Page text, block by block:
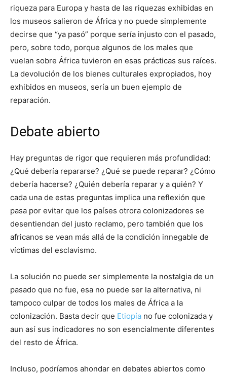
riqueza para Europa y hasta de las riquezas exhibidas en
los museos salieron de África y no puede simplemente
decirse que “ya pasó” porque sería injusto con el pasado,
pero, sobre todo, porque algunos de los males que
vuelan sobre África tuvieron en esas prácticas sus raíces.
La devolución de los bienes culturales expropiados, hoy
exhibidos en museos, sería un buen ejemplo de
reparación.
Debate abierto
Hay preguntas de rigor que requieren más profundidad:
¿Qué debería repararse? ¿Qué se puede reparar? ¿Cómo
debería hacerse? ¿Quién debería reparar y a quién? Y
cada una de estas preguntas implica una reflexión que
pasa por evitar que los países otrora colonizadores se
desentiendan del justo reclamo, pero también que los
africanos se vean más allá de la condición innegable de
víctimas del esclavismo.
La solución no puede ser simplemente la nostalgia de un
pasado que no fue, esa no puede ser la alternativa, ni
tampoco culpar de todos los males de África a la
colonización. Basta decir que Etiopía no fue colonizada y
aun así sus indicadores no son esencialmente diferentes
del resto de África.
Incluso, podríamos ahondar en debates abiertos como